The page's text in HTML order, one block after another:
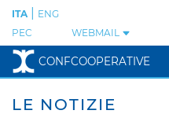
PEC WEBMAIL
ITA ENG
CONFCOOPERATIVE
LE NOTIZIE